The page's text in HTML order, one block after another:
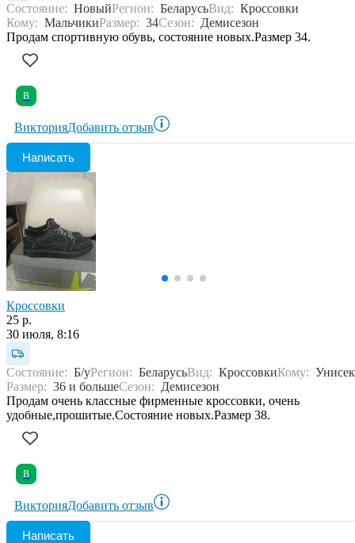
Состояние: НовыйРегион: БеларусьВид: Кроссовки
Кому: МальчикиРазмер: 34Сезон: Демисезон
Продам спортивную обувь, состояние новых.Размер 34.
В
ВикторияДобавить отзыв
Написать
Кроссовки
25 р.
30 июля, 8:16
Состояние: Б/уРегион: БеларусьВид: КроссовкиКому:
Размер: 36 и большеСезон: Демисезон
Продам очень классные фирменные кроссовки, очень
удобные,прошитые.Состояние новых.Размер 38.
В
ВикторияДобавить отзыв
Написать